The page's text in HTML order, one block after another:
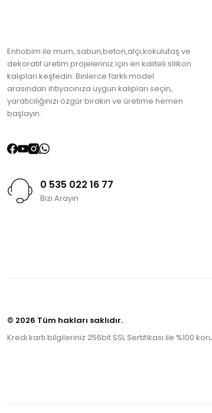
Enhobim ile mum, sabun,beton,alçı,kokulutaş ve
dekoratif üretim projeleriniz için en kaliteli silikon
kalıpları keşfedin. Binlerce farklı model
arasından ihtiyacınıza uygun kalıpları seçin,
yaratıcılığınızı özgür bırakın ve üretime hemen
başlayın.
0 535 022 16 77
Bizi Arayın
© 2026 Tüm hakları saklıdır.
Kredi kartı bilgileriniz 256bit SSL Sertifikası ile %100